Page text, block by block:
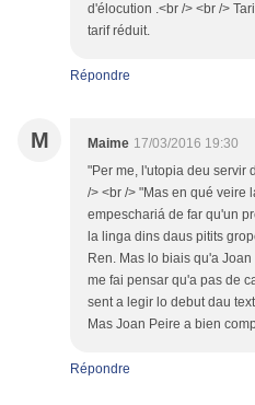
d'élocution .<br /> <br />
tarif réduit.
Répondre
M Maime 17/03/2016 19:30
"Per me, l'utopia deu servir
/> <br /> "Mas en qué veire
empeschariá de far qu'un
la linga dins daus pitits
Ren. Mas lo biais qu'a
me fai pensar qu'a pas de
sent a legir lo debut dau
Mas Joan Peire a bien
Répondre